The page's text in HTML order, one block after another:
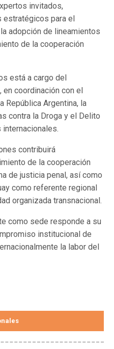
invitados,
estratégicos para el
adopción de lineamientos
de la cooperación
está a cargo del
coordinación con el
República Argentina, la
contra la Droga y el Delito
internacionales.
contribuirá
de la cooperación
de justicia penal, así como
como referente regional
organizada transnacional.
como sede responde a su
institucional de
la labor del